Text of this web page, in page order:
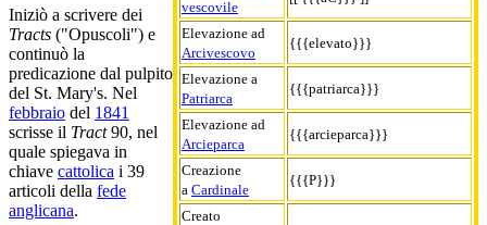
vescovile
Elevazione ad
Arcivescovo
{{{elevato}}}
Elevazione a
Patriarca
{{{patriarca}}}
Elevazione ad
Arcieparca
{{{arcieparca}}}
Creazione
a Cardinale
{{{P}}}
Creato
Iniziò a scrivere dei
Tracts ("Opuscoli") e
continuò la
predicazione dal pulpito
del St. Mary's. Nel
febbraio del 1841
scrisse il Tract90, nel
quale spiegava in
chiave cattolica i 39
articoli della fede
anglicana.